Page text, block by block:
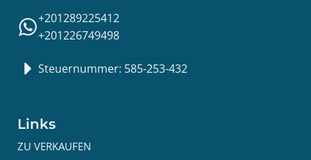
+201289225412
+201226749498
Steuernummer: 585-253-432
Links
ZU VERKAUFEN